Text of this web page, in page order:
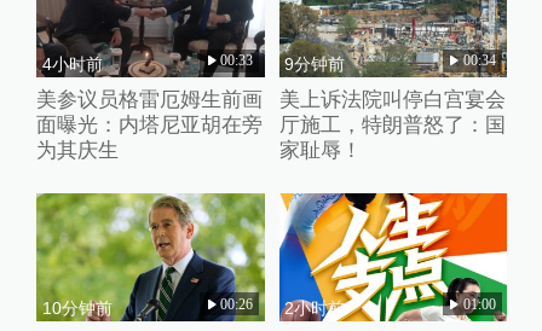
4小时前 00:33
美参议员格雷厄姆生前画
面曝光：内塔尼亚胡在旁
为其庆生
9分钟前 00:34
美上诉法院叫停白宫宴会
厅施工，特朗普怒了：国
家耻辱！
10分钟前 00:26 2小时前 01:00